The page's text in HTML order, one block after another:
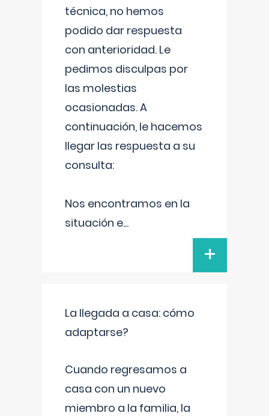
técnica, no hemos
podido dar respuesta
con anterioridad. Le
pedimos disculpas por
las molestias
ocasionadas. A
continuación, le hacemos
llegar las respuesta a su
consulta:
Nos encontramos en la
situación e...
+
La llegada a casa: cómo
adaptarse?
Cuando regresamos a
casa con un nuevo
miembro a la familia, la